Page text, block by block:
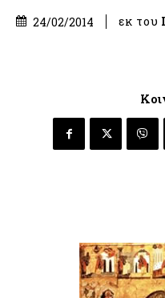
24/02/2014 εκ του